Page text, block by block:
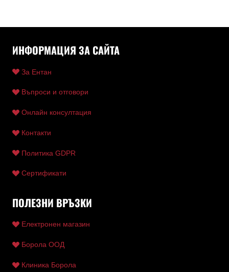
ИНФОРМАЦИЯ ЗА САЙТА
За Ентан
Въпроси и отговори
Онлайн консултация
Контакти
Политика GDPR
Сертификати
ПОЛЕЗНИ ВРЪЗКИ
Електронен магазин
Борола ООД
Клиника Борола